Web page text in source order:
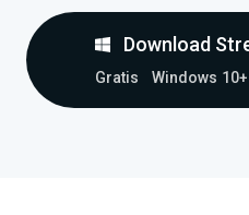
Download
Gratis Windows 10+